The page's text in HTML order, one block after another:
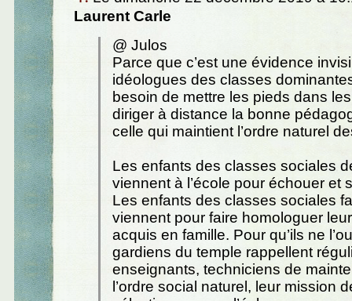
Laurent Carle
@ Julos
Parce que c’est une évidence
idéologues des classes
besoin de mettre les pieds dans
diriger à distance la bonne
celle qui maintient l’ordre naturel
Les enfants des classes sociales
viennent à l’école pour échouer et
Les enfants des classes sociales
viennent pour faire homologuer
acquis en famille. Pour qu’ils ne
gardiens du temple rappellent
enseignants, techniciens de
l’ordre social naturel, leur mission